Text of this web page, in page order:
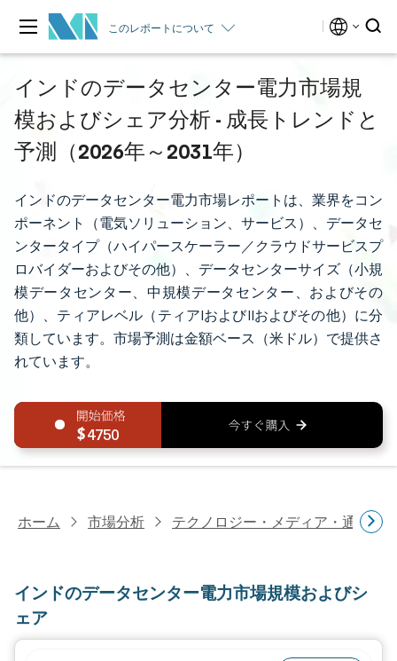
このレポートについて
インドのデータセンター電力市場規
模およびシェア分析 - 成長トレンドと
予測（2026年～2031年）
インドのデータセンター電力市場レポートは、業界をコン
ポーネント（電気ソリューション、サービス）、データセ
ンタータイプ（ハイパースケーラー／クラウドサービスプ
ロバイダーおよびその他）、データセンターサイズ（小規
模データセンター、中規模データセンター、およびその
他）、ティアレベル（ティアIおよびIIおよびその他）に分
類しています。市場予測は金額ベース（米ドル）で提供さ
れています。
4750
ホーム 市場分析 テクノロジー・メディア・通信研
インドのデータセンター電力市場規模およびシ
ェア